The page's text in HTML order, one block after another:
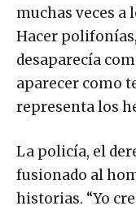
muchas veces
Hacer
desaparecía
aparecer como
representa los
La policía, el
fusionado al
historias. “Yo